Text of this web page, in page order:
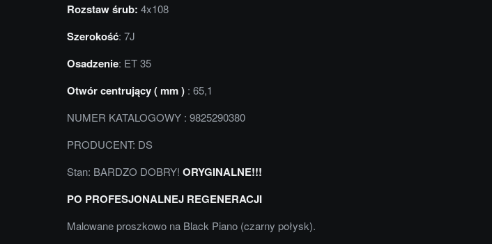
Rozstaw śrub: 4x108
Szerokość: 7J
Osadzenie: ET 35
Otwór centrujący ( mm ) : 65,1
NUMER KATALOGOWY : 9825290380
PRODUCENT: DS
Stan: BARDZO DOBRY! ORYGINALNE!!!
PO PROFESJONALNEJ REGENERACJI
Malowane proszkowo na Black Piano (czarny połysk).